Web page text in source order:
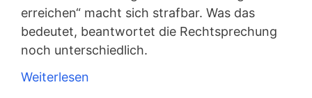
erreichen“ macht sich strafbar. Was das
bedeutet, beantwortet die Rechtsprechung
noch unterschiedlich.
Weiterlesen